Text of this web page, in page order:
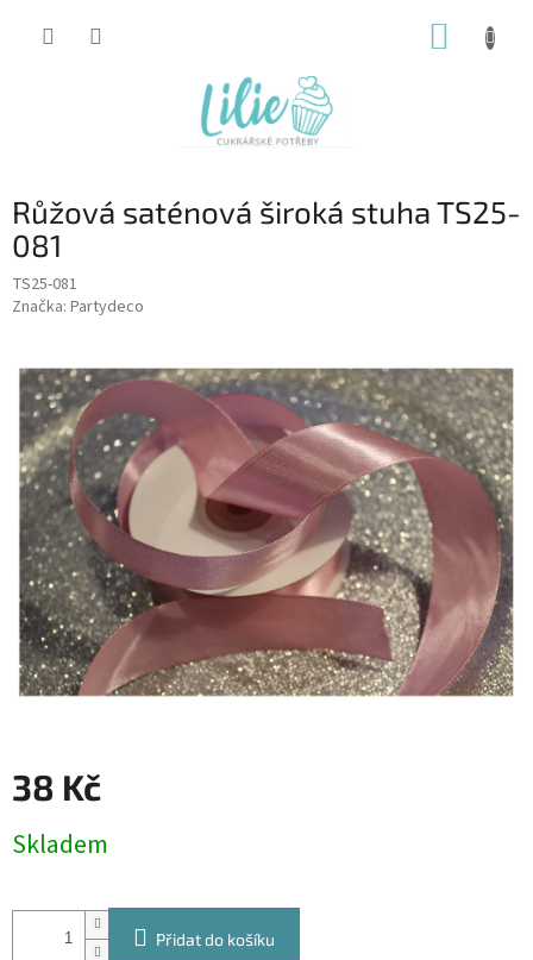
Růžová saténová široká stuha TS25-
081
TS25-081
Značka: Partydeco
38 Kč
cena:
Skladem
Přidat do košíku